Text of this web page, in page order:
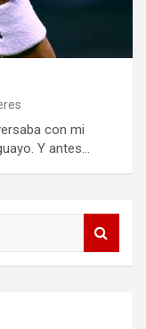
con mi
Y antes…